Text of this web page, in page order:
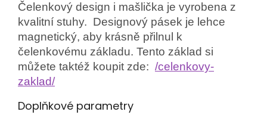
Čelenkový design i mašlička je vyrobena z
kvalitní stuhy. Designový pásek je lehce
magnetický, aby krásně přilnul k
čelenkovému základu. Tento základ si
můžete taktéž koupit zde: /celenkovy-
zaklad/
Doplňkové parametry